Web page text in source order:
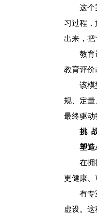
这个
习过程
出来，把
教育
教育评
该模
规、定量
最终驱动
挑
塑造
在拥
更健康、
有专
虚设。